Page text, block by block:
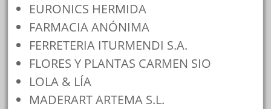
EURONICS HERMIDA
FARMACIA ANÓNIMA
FERRETERIA ITURMENDI S.A.
FLORES Y PLANTAS CARMEN SIO
LOLA & LÍA
MADERART ARTEMA S.L.